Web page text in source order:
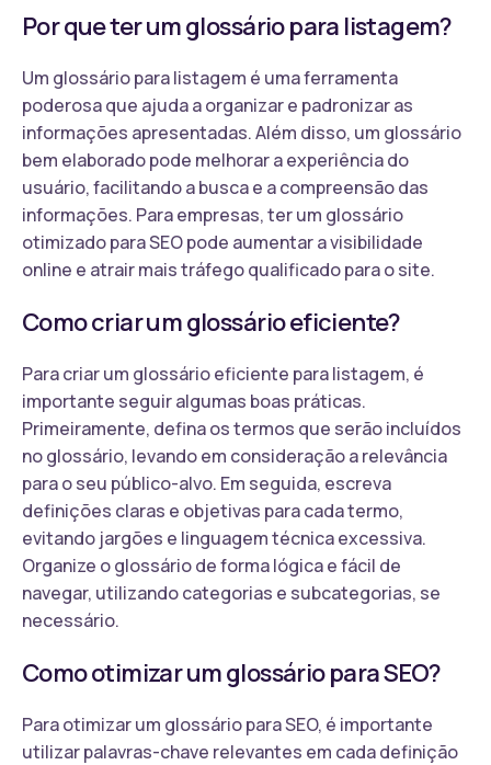
Por que ter um glossário para listagem?
Um glossário para listagem é uma ferramenta
poderosa que ajuda a organizar e padronizar as
informações apresentadas. Além disso, um glossário
bem elaborado pode melhorar a experiência do
usuário, facilitando a busca e a compreensão das
informações. Para empresas, ter um glossário
otimizado para SEO pode aumentar a visibilidade
online e atrair mais tráfego qualificado para o site.
Como criar um glossário eficiente?
Para criar um glossário eficiente para listagem, é
importante seguir algumas boas práticas.
Primeiramente, defina os termos que serão incluídos
no glossário, levando em consideração a relevância
para o seu público-alvo. Em seguida, escreva
definições claras e objetivas para cada termo,
evitando jargões e linguagem técnica excessiva.
Organize o glossário de forma lógica e fácil de
navegar, utilizando categorias e subcategorias, se
necessário.
Como otimizar um glossário para SEO?
Para otimizar um glossário para SEO, é importante
utilizar palavras-chave relevantes em cada definição